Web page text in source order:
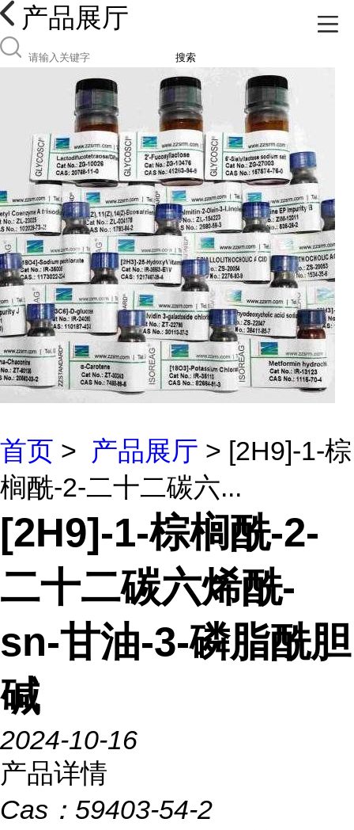
产品展厅
搜索
首页 > 产品展厅 > [2H9]-1-棕
榈酰-2-二十二碳六...
[2H9]-1-棕榈酰-2-
二十二碳六烯酰-
sn-甘油-3-磷脂酰胆
碱
2024-10-16
产品详情
Cas： 59403-54-2